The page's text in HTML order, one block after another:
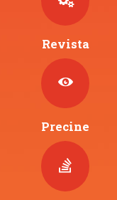
Revista
Precine